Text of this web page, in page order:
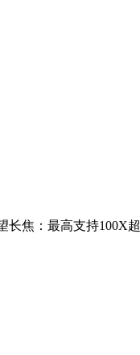
长焦：最高支持100X超